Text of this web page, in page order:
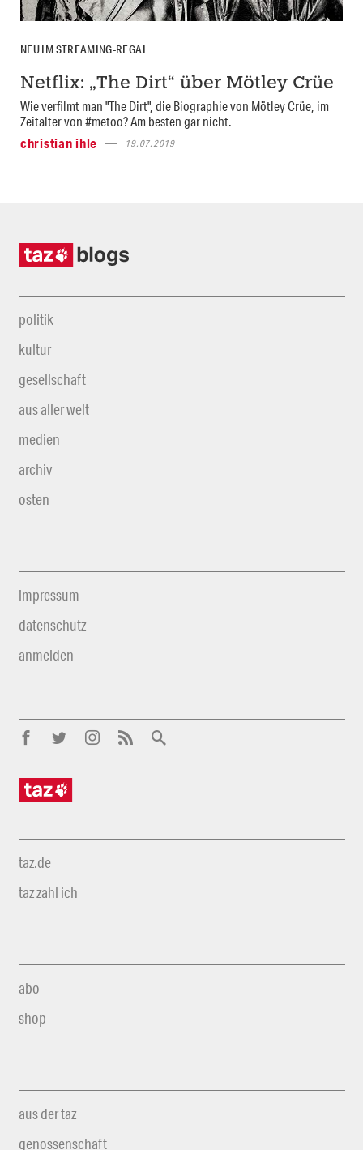
NEU IM STREAMING-REGAL
Netflix: „The Dirt“ über Mötley Crüe
Wie verfilmt man "The Dirt", die Biographie von Mötley Crüe, im
Zeitalter von #metoo? Am besten gar nicht.
christian ihle
19.07.2019
politik
kultur
gesellschaft
aus aller welt
medien
archiv
osten
impressum
datenschutz
anmelden
taz.de
taz zahl ich
abo
shop
aus der taz
genossenschaft